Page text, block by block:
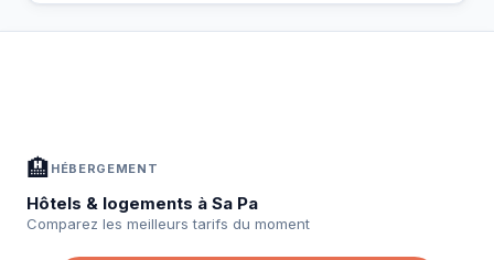
🏨 HÉBERGEMENT
Hôtels & logements à Sa Pa
Comparez les meilleurs tarifs du moment